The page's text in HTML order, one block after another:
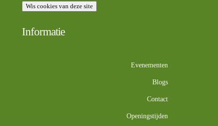
Wis cookies van deze site
Informatie
Evenementen
Blogs
Contact
Openingstijden